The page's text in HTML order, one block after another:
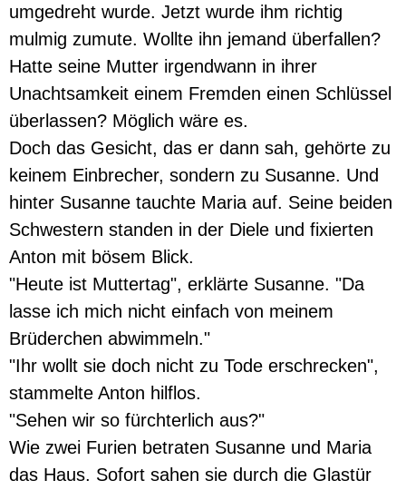
umgedreht wurde. Jetzt wurde ihm richtig
mulmig zumute. Wollte ihn jemand überfallen?
Hatte seine Mutter irgendwann in ihrer
Unachtsamkeit einem Fremden einen Schlüssel
überlassen? Möglich wäre es.
Doch das Gesicht, das er dann sah, gehörte zu
keinem Einbrecher, sondern zu Susanne. Und
hinter Susanne tauchte Maria auf. Seine beiden
Schwestern standen in der Diele und fixierten
Anton mit bösem Blick.
"Heute ist Muttertag", erklärte Susanne. "Da
lasse ich mich nicht einfach von meinem
Brüderchen abwimmeln."
"Ihr wollt sie doch nicht zu Tode erschrecken",
stammelte Anton hilflos.
"Sehen wir so fürchterlich aus?"
Wie zwei Furien betraten Susanne und Maria
das Haus. Sofort sahen sie durch die Glastür